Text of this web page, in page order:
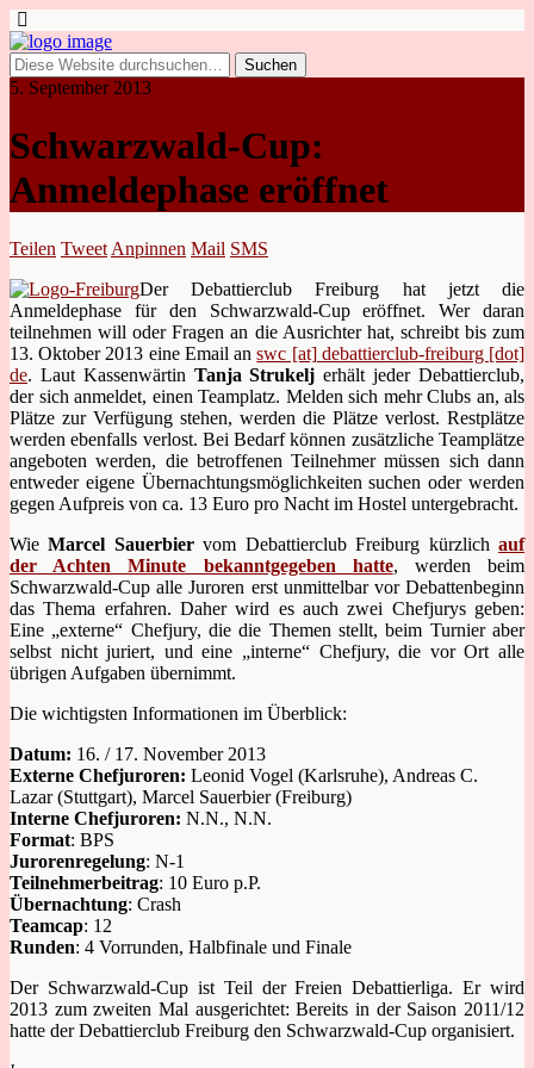
5. September 2013
Schwarzwald-Cup:
Anmeldephase eröffnet
Teilen Tweet Anpinnen Mail SMS
Der Debattierclub Freiburg hat jetzt die
Anmeldephase für den Schwarzwald-Cup eröffnet. Wer daran
teilnehmen will oder Fragen an die Ausrichter hat, schreibt bis zum
13. Oktober 2013 eine Email answc [at] debattierclub-freiburg [dot]
de. Laut Kassenwärtin Tanja Strukelj erhält jeder Debattierclub,
der sich anmeldet, einen Teamplatz. Melden sich mehr Clubs an, als
Plätze zur Verfügung stehen, werden die Plätze verlost. Restplätze
werden ebenfalls verlost. Bei Bedarf können zusätzliche Teamplätze
angeboten werden, die betroffenen Teilnehmer müssen sich dann
entweder eigene Übernachtungsmöglichkeiten suchen oder werden
gegen Aufpreis von ca. 13 Euro pro Nacht im Hostel untergebracht.
WieMarcel Sauerbiervom Debattierclub Freiburg kürzlich auf
der Achten Minute bekanntgegeben hatte, werden beim
Schwarzwald-Cup alle Juroren erst unmittelbar vor Debattenbeginn
das Thema erfahren. Daher wird es auch zwei Chefjurys geben:
Eine „externe“ Chefjury, die die Themen stellt, beim Turnier aber
selbst nicht juriert, und eine „interne“ Chefjury, die vor Ort alle
übrigen Aufgaben übernimmt.
Die wichtigsten Informationen im Überblick:
Datum: 16. / 17. November 2013
Externe Chefjuroren: Leonid Vogel (Karlsruhe), Andreas C.
Lazar (Stuttgart), Marcel Sauerbier (Freiburg)
Interne Chefjuroren: N.N., N.N.
Format: BPS
Jurorenregelung: N-1
Teilnehmerbeitrag: 10 Euro p.P.
Übernachtung: Crash
Teamcap: 12
Runden: 4 Vorrunden, Halbfinale und Finale
Der Schwarzwald-Cup ist Teil der Freien Debattierliga. Er wird
2013 zum zweiten Mal ausgerichtet: Bereits in der Saison 2011/12
hatte der Debattierclub Freiburg den Schwarzwald-Cup organisiert.